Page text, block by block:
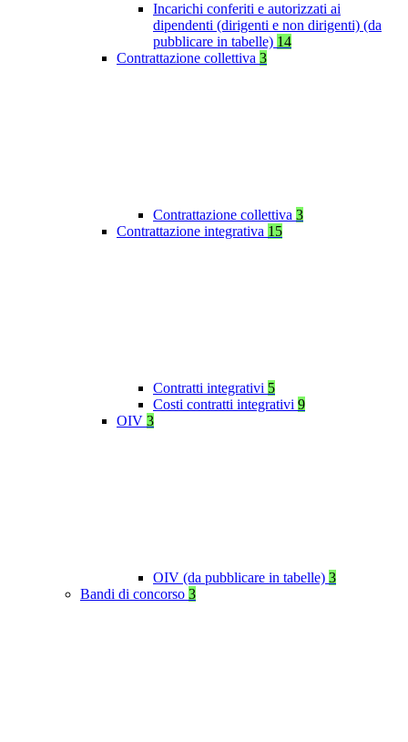
Incarichi conferiti e autorizzati ai
dipendenti (dirigenti e non dirigenti) (da
pubblicare in tabelle) 14
Contrattazione collettiva 3
Contrattazione collettiva 3
Contrattazione integrativa 15
Contratti integrativi 5
Costi contratti integrativi 9
OIV 3
OIV (da pubblicare in tabelle) 3
Bandi di concorso 3